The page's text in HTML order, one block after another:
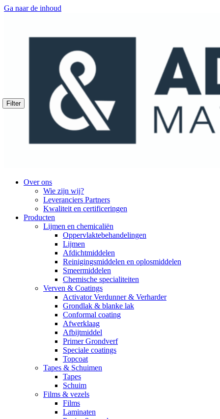
Ga naar de inhoud
Over ons
Wie zijn wij?
Leveranciers Partners
Kwaliteit en certificeringen
Producten
Lijmen en chemicaliën
Oppervlaktebehandelingen
Lijmen
Afdichtmiddelen
Reinigingsmiddelen en oplosmiddelen
Smeermiddelen
Chemische specialiteiten
Verven & Coatings
Activator Verdunner & Verharder
Grondlak & blanke lak
Conformal coating
Afwerklaag
Afbijtmiddel
Primer Grondverf
Speciale coatings
Topcoat
Tapes & Schuimen
Tapes
Schuim
Films & vezels
Films
Laminaten
Filter